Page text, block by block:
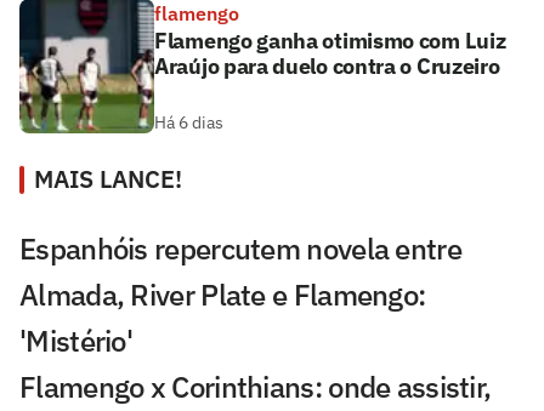
flamengo
Flamengo ganha otimismo com Luiz
Araújo para duelo contra o Cruzeiro
Há 6 dias
MAIS LANCE!
Espanhóis repercutem novela entre
Almada, River Plate e Flamengo:
'Mistério'
Flamengo x Corinthians: onde assistir,